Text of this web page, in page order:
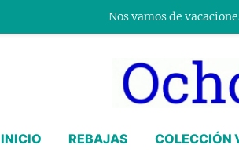
Nos vamos de
INICIO REBAJAS COLECCIÓN